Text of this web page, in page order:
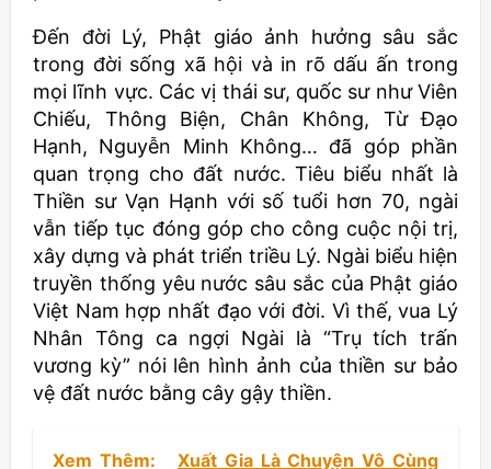
Đến đời Lý, Phật giáo ảnh hưởng sâu sắc
trong đời sống xã hội và in rõ dấu ấn trong
mọi lĩnh vực. Các vị thái sư, quốc sư như Viên
Chiếu, Thông Biện, Chân Không, Từ Đạo
Hạnh, Nguyễn Minh Không… đã góp phần
quan trọng cho đất nước. Tiêu biểu nhất là
Thiền sư Vạn Hạnh với số tuổi hơn 70, ngài
vẫn tiếp tục đóng góp cho công cuộc nội trị,
xây dựng và phát triển triều Lý. Ngài biểu hiện
truyền thống yêu nước sâu sắc của Phật giáo
Việt Nam hợp nhất đạo với đời. Vì thế, vua Lý
Nhân Tông ca ngợi Ngài là “Trụ tích trấn
vương kỳ” nói lên hình ảnh của thiền sư bảo
vệ đất nước bằng cây gậy thiền.
Xem Thêm:
Xuất Gia Là Chuyện Vô Cùng